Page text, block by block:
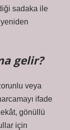
sadaka ile
gelir?
veya
ifade
gönüllü
için